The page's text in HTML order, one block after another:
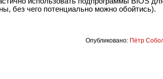
последней. При большом желании код
использовать подпрограммы BIOS для
без чего потенциально можно обойтись).